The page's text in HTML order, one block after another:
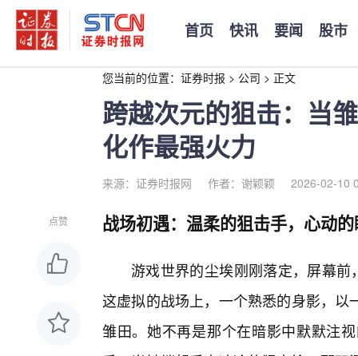
首页 快讯 要闻 股市
您当前的位置： 证券时报 > 公司 > 正文
跨越次元的狙击：当
化作最强火力
来源：证券时报网 作者：谢颖颖 2026-02-10
点赞 战场初遇：温柔的狙击手，心动
游戏世界的尘埃刚刚落定，屏幕前
这虚拟的战场上，一个熟悉的身影，
雏田。她不再是那个在暗影中默默注